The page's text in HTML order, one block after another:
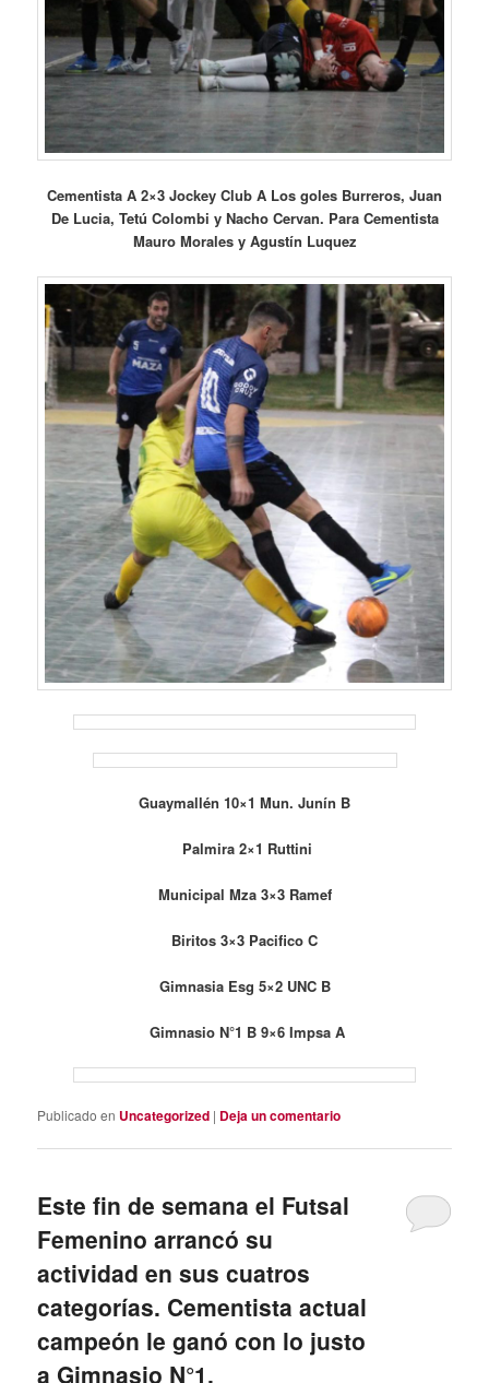
Cementista A 2×3 Jockey Club A Los goles Burreros, Juan
De Lucia, Tetú Colombi y Nacho Cervan. Para Cementista
Mauro Morales y Agustín Luquez
Guaymallén 10×1 Mun. Junín B
Palmira 2×1 Ruttini
Municipal Mza 3×3 Ramef
Biritos 3×3 Pacifico C
Gimnasia Esg 5×2 UNC B
Gimnasio N°1 B 9×6 Impsa A
Publicado en Uncategorized | Deja un comentario
Este fin de semana el Futsal
Femenino arrancó su
actividad en sus cuatros
categorías. Cementista actual
campeón le ganó con lo justo
a Gimnasio N°1.